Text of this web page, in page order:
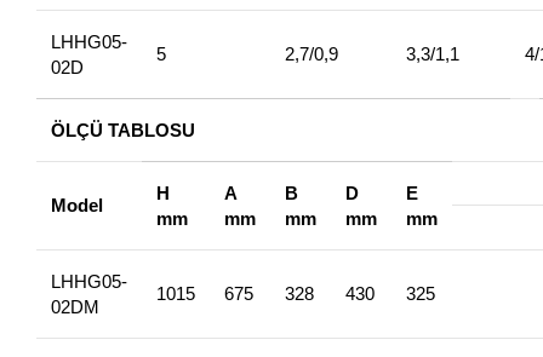
LHHG05-
02D
5 2,7/0,9 3,3/1,1 4/
ÖLÇÜ TABLOSU
Model
H
mm
A
mm
B
mm
D
mm
E
mm
LHHG05-
02DM
1015 675 328 430 325